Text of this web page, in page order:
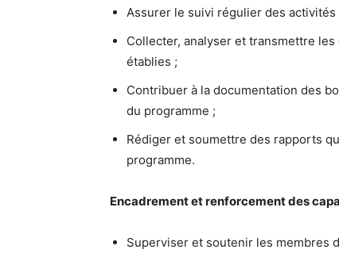
Assurer le suivi régulier des
Collecter, analyser et transmettre
établies ;
Contribuer à la documentation des
du programme ;
Rédiger et soumettre des rapports
programme.
Encadrement et renforcement des
Superviser et soutenir les membres